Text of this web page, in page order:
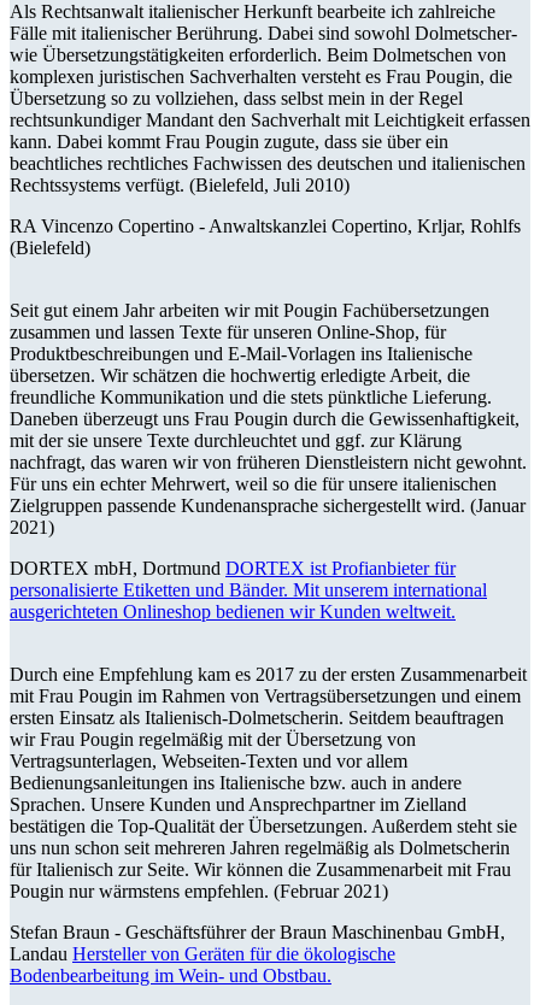
Als Rechtsanwalt italienischer Herkunft bearbeite ich zahlreiche
Fälle mit italienischer Berührung. Dabei sind sowohl Dolmetscher-
wie Übersetzungstätigkeiten erforderlich. Beim Dolmetschen von
komplexen juristischen Sachverhalten versteht es Frau Pougin, die
Übersetzung so zu vollziehen, dass selbst mein in der Regel
rechtsunkundiger Mandant den Sachverhalt mit Leichtigkeit erfassen
kann. Dabei kommt Frau Pougin zugute, dass sie über ein
beachtliches rechtliches Fachwissen des deutschen und italienischen
Rechtssystems verfügt. (Bielefeld, Juli 2010)
RA Vincenzo Copertino - Anwaltskanzlei Copertino, Krljar, Rohlfs
(Bielefeld)
Seit gut einem Jahr arbeiten wir mit Pougin Fachübersetzungen
zusammen und lassen Texte für unseren Online-Shop, für
Produktbeschreibungen und E-Mail-Vorlagen ins Italienische
übersetzen. Wir schätzen die hochwertig erledigte Arbeit, die
freundliche Kommunikation und die stets pünktliche Lieferung.
Daneben überzeugt uns Frau Pougin durch die Gewissenhaftigkeit,
mit der sie unsere Texte durchleuchtet und ggf. zur Klärung
nachfragt, das waren wir von früheren Dienstleistern nicht gewohnt.
Für uns ein echter Mehrwert, weil so die für unsere italienischen
Zielgruppen passende Kundenansprache sichergestellt wird. (Januar
2021)
DORTEX mbH, Dortmund DORTEX ist Profianbieter für
personalisierte Etiketten und Bänder. Mit unserem international
ausgerichteten Onlineshop bedienen wir Kunden weltweit.
Durch eine Empfehlung kam es 2017 zu der ersten Zusammenarbeit
mit Frau Pougin im Rahmen von Vertragsübersetzungen und einem
ersten Einsatz als Italienisch-Dolmetscherin. Seitdem beauftragen
wir Frau Pougin regelmäßig mit der Übersetzung von
Vertragsunterlagen, Webseiten-Texten und vor allem
Bedienungsanleitungen ins Italienische bzw. auch in andere
Sprachen. Unsere Kunden und Ansprechpartner im Zielland
bestätigen die Top-Qualität der Übersetzungen. Außerdem steht sie
uns nun schon seit mehreren Jahren regelmäßig als Dolmetscherin
für Italienisch zur Seite. Wir können die Zusammenarbeit mit Frau
Pougin nur wärmstens empfehlen. (Februar 2021)
Stefan Braun - Geschäftsführer der Braun Maschinenbau GmbH,
Landau Hersteller von Geräten für die ökologische
Bodenbearbeitung im Wein- und Obstbau.